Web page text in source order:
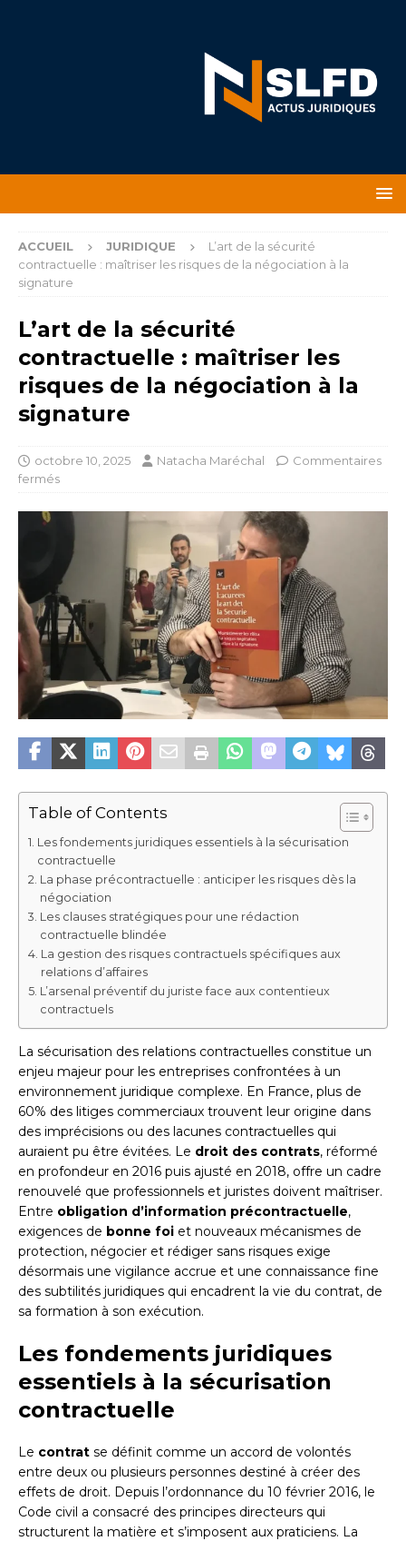
ACCUEIL JURIDIQUE
L’art de la sécurité
contractuelle : maîtriser les risques de la négociation à la
signature
L’art de la sécurité
contractuelle : maîtriser les
risques de la négociation à la
signature
octobre 10, 2025 Natacha Maréchal
Commentaires
fermés
Table of Contents
Les fondements juridiques essentiels à la sécurisation
contractuelle
La phase précontractuelle : anticiper les risques dès la
négociation
Les clauses stratégiques pour une rédaction
contractuelle blindée
La gestion des risques contractuels spécifiques aux
relations d’affaires
L’arsenal préventif du juriste face aux contentieux
contractuels
La sécurisation des relations contractuelles constitue un
enjeu majeur pour les entreprises confrontées à un
environnement juridique complexe. En France, plus de
60% des litiges commerciaux trouvent leur origine dans
des imprécisions ou des lacunes contractuelles qui
auraient pu être évitées. Le droit des contrats, réformé
en profondeur en 2016 puis ajusté en 2018, offre un cadre
renouvelé que professionnels et juristes doivent maîtriser.
Entre obligation d’information précontractuelle,
exigences de bonne foi et nouveaux mécanismes de
protection, négocier et rédiger sans risques exige
désormais une vigilance accrue et une connaissance fine
des subtilités juridiques qui encadrent la vie du contrat, de
sa formation à son exécution.
Les fondements juridiques
essentiels à la sécurisation
contractuelle
Le contrat se définit comme un accord de volontés
entre deux ou plusieurs personnes destiné à créer des
effets de droit. Depuis l’ordonnance du 10 février 2016, le
Code civil a consacré des principes directeurs qui
structurent la matière et s’imposent aux praticiens. La